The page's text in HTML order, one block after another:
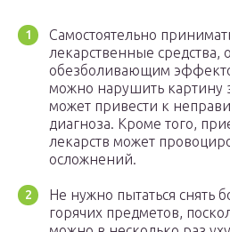
Самостоятельно
лекарственные средства,
обезболивающим
можно нарушить картину
может привести к
диагноза. Кроме того,
лекарств может
осложнений.
Не нужно пытаться снять
горячих предметов,